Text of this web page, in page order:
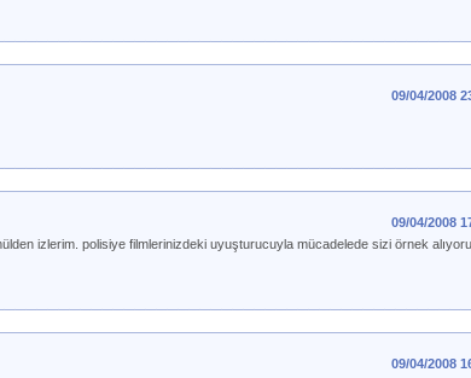
09/04/2008
09/04/2008
izlerim. polisiye filmlerinizdeki uyuşturucuyla mücadelede sizi örnek
09/04/2008